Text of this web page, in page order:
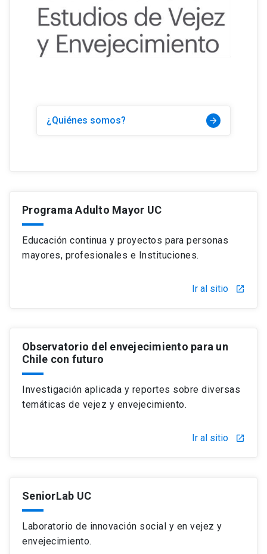
¿Quiénes somos? arrow_forward
Programa Adulto Mayor UC
Educación continua y proyectos para personas
mayores, profesionales e Instituciones.
Ir al sitio launch
Observatorio del envejecimiento para un
Chile con futuro
Investigación aplicada y reportes sobre diversas
temáticas de vejez y envejecimiento.
Ir al sitio launch
SeniorLab UC
Laboratorio de innovación social y en vejez y
envejecimiento.